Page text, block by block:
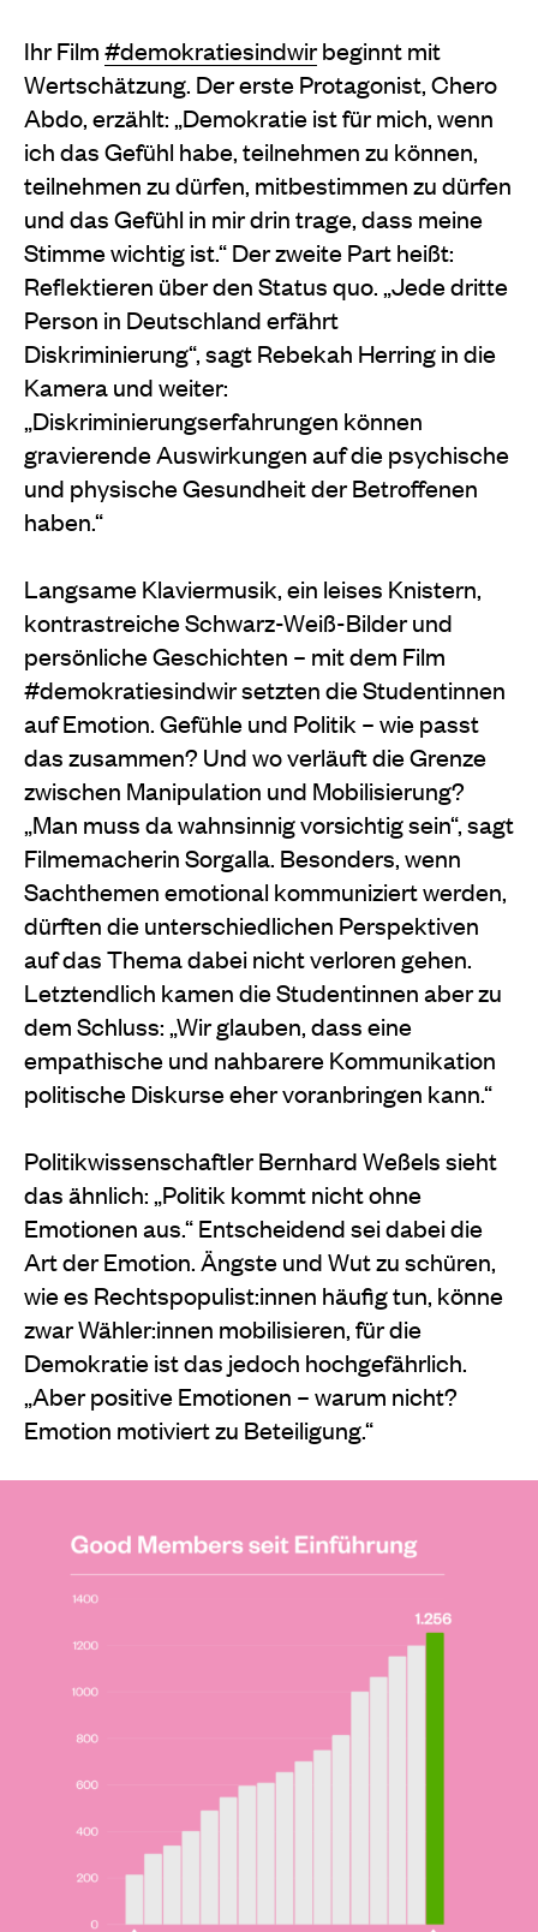
Ihr Film#demokratiesindwirbeginnt mit
Wertschätzung. Der erste Protagonist, Chero
Abdo, erzählt: „Demokratie ist für mich, wenn
ich das Gefühl habe, teilnehmen zu können,
teilnehmen zu dürfen, mitbestimmen zu dürfen
und das Gefühl in mir drin trage, dass meine
Stimme wichtig ist.“ Der zweite Part heißt:
Reflektieren über den Status quo. „Jede dritte
Person in Deutschland erfährt
Diskriminierung“, sagt Rebekah Herring in die
Kamera und weiter:
„Diskriminierungserfahrungen können
gravierende Auswirkungen auf die psychische
und physische Gesundheit der Betroffenen
haben.“
Langsame Klaviermusik, ein leises Knistern,
kontrastreiche Schwarz-Weiß-Bilder und
persönliche Geschichten – mit dem Film
#demokratiesindwir setzten die Studentinnen
auf Emotion. Gefühle und Politik – wie passt
das zusammen? Und wo verläuft die Grenze
zwischen Manipulation und Mobilisierung?
„Man muss da wahnsinnig vorsichtig sein“, sagt
Filmemacherin Sorgalla. Besonders, wenn
Sachthemen emotional kommuniziert werden,
dürften die unterschiedlichen Perspektiven
auf das Thema dabei nicht verloren gehen.
Letztendlich kamen die Studentinnen aber zu
dem Schluss: „Wir glauben, dass eine
empathische und nahbarere Kommunikation
politische Diskurse eher voranbringen kann.“
Politikwissenschaftler Bernhard Weßels sieht
das ähnlich: „Politik kommt nicht ohne
Emotionen aus.“ Entscheidend sei dabei die
Art der Emotion. Ängste und Wut zu schüren,
wie es Rechtspopulist:innen häufig tun, könne
zwar Wähler:innen mobilisieren, für die
Demokratie ist das jedoch hochgefährlich.
„Aber positive Emotionen – warum nicht?
Emotion motiviert zu Beteiligung.“